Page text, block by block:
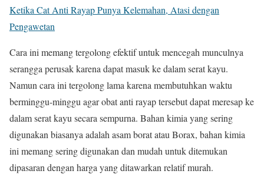
Ketika Cat Anti Rayap Punya Kelemahan, Atasi dengan
Pengawetan
Cara ini memang tergolong efektif untuk mencegah munculnya
serangga perusak karena dapat masuk ke dalam serat kayu.
Namun cara ini tergolong lama karena membutuhkan waktu
berminggu-minggu agar obat anti rayap tersebut dapat meresap ke
dalam serat kayu secara sempurna. Bahan kimia yang sering
digunakan biasanya adalah asam borat atau Borax, bahan kimia
ini memang sering digunakan dan mudah untuk ditemukan
dipasaran dengan harga yang ditawarkan relatif murah.